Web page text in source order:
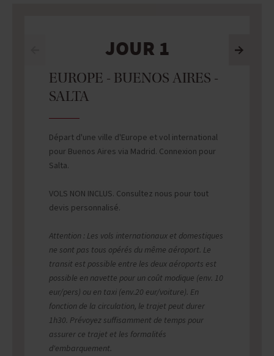
JOUR 1
EUROPE - BUENOS AIRES -
SALTA
Départ d'une ville d'Europe et vol international
pour Buenos Aires via Madrid. Connexion pour
Salta.
VOLS NON INCLUS. Consultez nous pour tout
devis personnalisé.
Attention : Les vols internationaux et domestiques
ne sont pas tous opérés du même aéroport. Le
transit est possible entre les deux aéroports est
possible en navette pour un coût modique (env. 10
eur/pers) ou en taxi (env.20 eur/voiture). En
fonction de la circulation, le trajet peut durer
1h30. Prévoyez suffisamment de temps pour
assurer ce trajet et les formalités
d'embarquement.